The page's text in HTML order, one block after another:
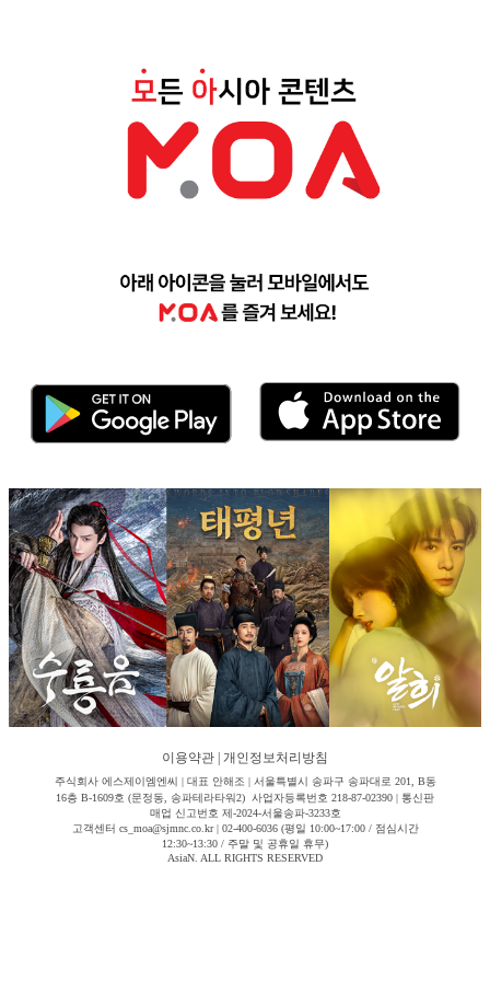
이용약관 개인정보처리방침
주식회사 에스제이엠엔씨 | 대표 안해조 | 서울특별시 송파구 송파대로 201, B동
16층 B-1609호 (문정동, 송파테라타워2) 사업자등록번호 218-87-02390 | 통신판
매업 신고번호 제-2024-서울송파-3233호
고객센터 cs_moa@sjmnc.co.kr | 02-400-6036 (평일 10:00~17:00 / 점심시간
12:30~13:30 / 주말 및 공휴일 휴무)
AsiaN. ALL RIGHTS RESERVED